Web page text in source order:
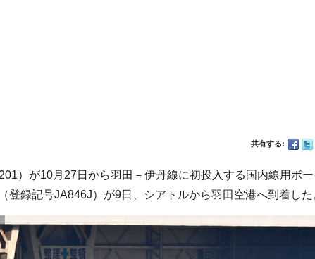
共有する:
）が10月27日から羽田－伊丹線に初投入する国内線用ボー
登録記号JA846J）が9日、シアトルから羽田空港へ到着した